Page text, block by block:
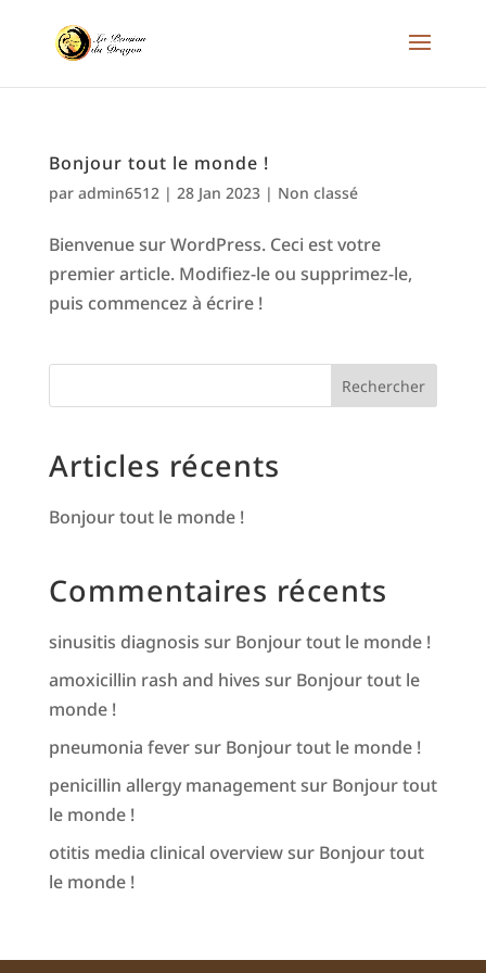
Bonjour tout le monde !
par admin6512| 28 Jan 2023| Non classé
Bienvenue sur WordPress. Ceci est votre
premier article. Modifiez-le ou supprimez-le,
puis commencez à écrire !
Rechercher
Articles récents
Bonjour tout le monde !
Commentaires récents
sinusitis diagnosis sur Bonjour tout le monde !
amoxicillin rash and hives sur Bonjour tout le
monde !
pneumonia feversur Bonjour tout le monde !
penicillin allergy managementsur Bonjour tout
le monde !
otitis media clinical overviewsur Bonjour tout
le monde !